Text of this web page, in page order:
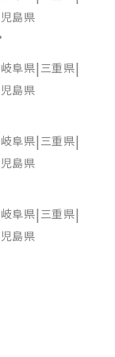
島県
岐阜県 三重県
島県
岐阜県 三重県
島県
岐阜県 三重県
島県